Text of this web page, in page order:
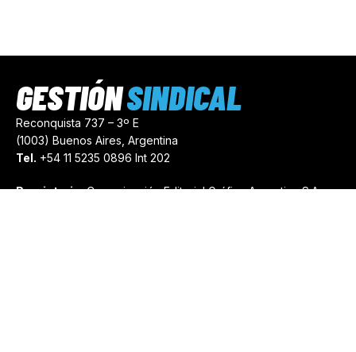
Reconquista 737 – 3º E
(1003) Buenos Aires, Argentina
Tel. +54 11 5235 0896 Int 202
Propietario:Comunicación Editorial Gráfica Argentina S.A.
GESTIÓNSINDICAL